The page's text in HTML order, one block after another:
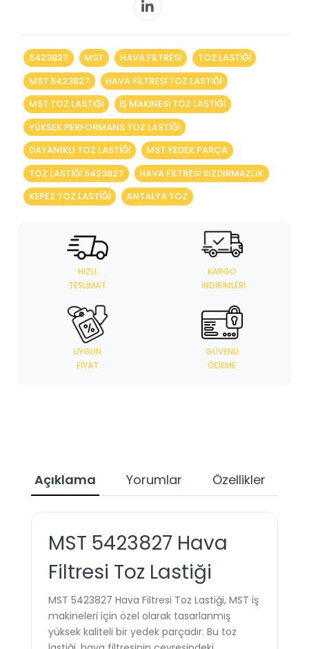
5423827 MST HAVA FİLTRESİ
TOZ LASTİĞİ
MST 5423827
HAVA FILTRESI TOZ LASTIĞI
MST TOZ LASTIĞI
IŞ MAKINESI TOZ LASTIĞI
YÜKSEK PERFORMANS TOZ LASTIĞI
DAYANIKLI TOZ LASTIĞI
MST YEDEK PARÇA
TOZ LASTIĞI 5423827
HAVA FILTRESI SIZDIRMAZLIK
KEPEZ TOZ LASTIĞI
ANTALYA TOZ
HIZLI
TESLIMAT
KARGO
İNDIRIMLERI
UYGUN
FIYAT
GÜVENLI
ÖDEME
Açıklama Yorumlar Özellikler
MST 5423827 Hava
Filtresi Toz Lastiği
MST 5423827 Hava Filtresi Toz Lastiği, MST iş
makineleri için özel olarak tasarlanmış
yüksek kaliteli bir yedek parçadır. Bu toz